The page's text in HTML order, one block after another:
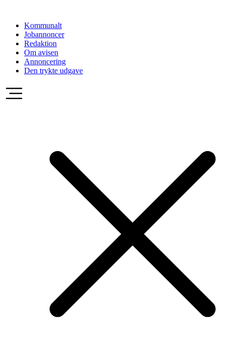
indholdKommunalt
Jobannoncer
Redaktion
Om avisen
Annoncering
Den trykte udgave